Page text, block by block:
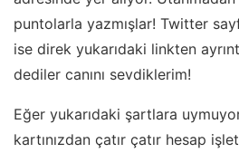
puntolarla yazmışlar! Twitter
ise direk yukarıdaki linkten
dediler canını sevdiklerim!
Eğer yukarıdaki şartlara
kartınızdan çatır çatır hesap